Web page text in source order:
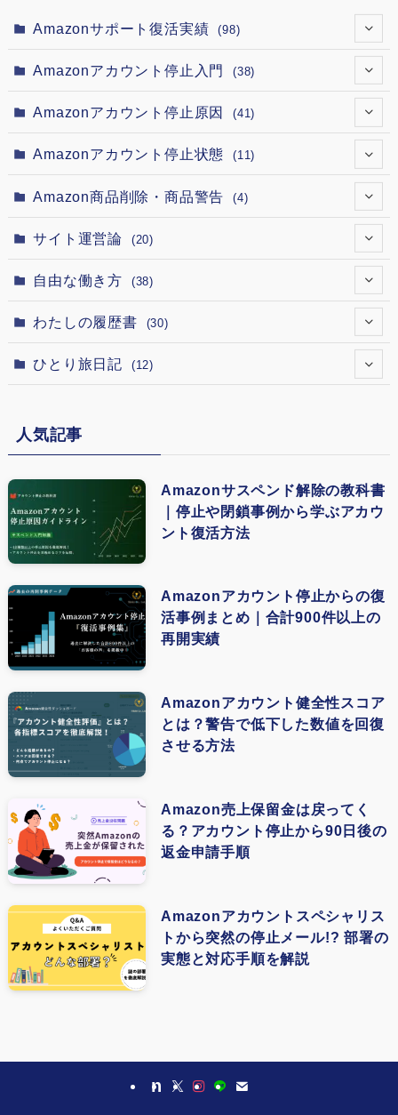
Amazonサポート復活実績 (98)
(7)
(12)
(12)
(12)
(12)
(1)
(1)
(2)
Amazonアカウント停止入門 (38)
(4)
(2)
(5)
(1)
(7)
Amazonアカウント停止原因 (41)
(1)
(4)
(1)
(2)
(1)
(1)
(1)
(1)
(1)
(3)
(1)
(1)
(1)
(1)
Amazonアカウント停止状態 (11)
(1)
(1)
(1)
(5)
Amazon商品削除・商品警告 (4)
サイト運営論 (20)
(1)
(1)
自由な働き方 (38)
(1)
(15)
わたしの履歴書 (30)
(5)
(3)
(3)
(5)
(4)
(4)
ひとり旅日記 (12)
(4)
人気記事
Amazonサスペンド解除の教科書
｜停止や閉鎖事例から学ぶアカウ
ント復活方法
Amazonアカウント停止からの復
活事例まとめ｜合計900件以上の
再開実績
Amazonアカウント健全性スコア
とは？警告で低下した数値を回復
させる方法
Amazon売上保留金は戻ってく
る？アカウント停止から90日後の
返金申請手順
Amazonアカウントスペシャリス
トから突然の停止メール!? 部署の
実態と対応手順を解説